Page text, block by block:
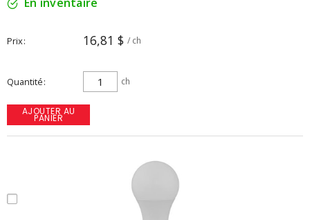
Prix 16,81 $ / ch
Quantité ch
AJOUTER AU
PANIER